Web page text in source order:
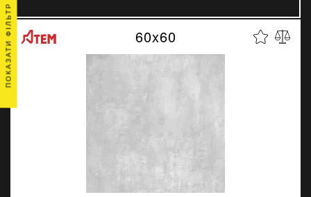
60x60
ПОКАЗАТИ ФІЛЬТР